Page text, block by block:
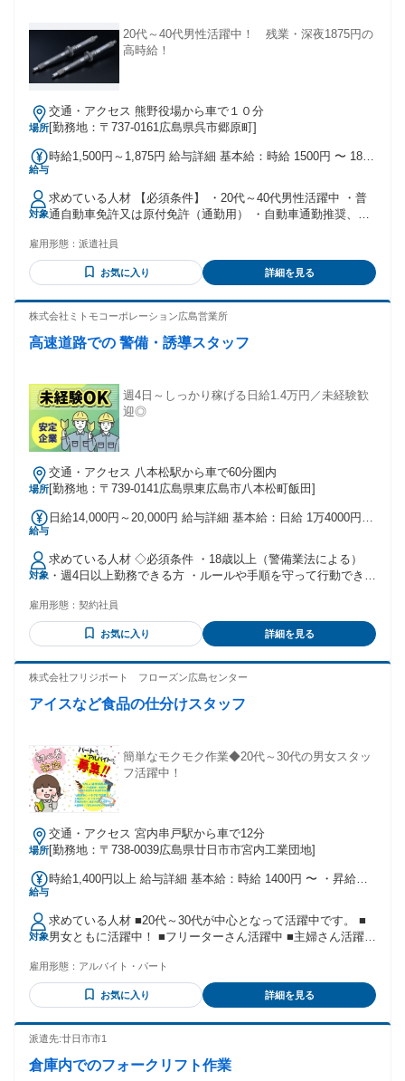
20代～40代男性活躍中！ 残業・深夜1875円の
高時給！
場所
交通・アクセス 熊野役場から車で１０分
[勤務地：〒737-0161広島県呉市郷原町]
給与
時給1,500円～1,875円 給与詳細 基本給：時給 1500円 〜 1875
支給有
対象
求めている人材 【必須条件】 ・20代～40代男性活躍中 ・普
通自動車免許又は原付免許（通勤用） ・自動車通勤推奨、無
雇用形態： 派遣社員
お気に入り 詳細を見る
株式会社ミトモコーポレーション広島営業所
高速道路での 警備・誘導スタッフ
週4日～しっかり稼げる日給1.4万円／未経験歓
迎◎
場所
交通・アクセス 八本松駅から車で60分圏内
[勤務地：〒739-0141広島県東広島市八本松町飯田]
給与
日給14,000円～20,000円 給与詳細 基本給：日給 1万4000円
れる通勤・皆勤・家族手当金額：なし 全員に一律で支払われ
るその他手当金額：なし 日給 14,000円～20,000円 【日勤】
日給14,000円 【夜勤】日給16,628円 ■早く終わっても日給全
額保証 ■残業代別途支給 ■交通費規定支給 ■日払い・週払い
手当あり 《入社祝金》 【資格なし】 16勤務ごとに10,000円
支給（最大50,000円） 【資格あり】 16勤務ごとに20,000円支
給（最大100,000円） 《法定研修》 3日間（1日10,000円／計
30,000円支給） ※研修手当の先払い相談可（最大20,000円）
※お弁当・飲み物・交通費支給 ※交通誘導2級保有者、または
過去3年以内に 1年以上2号警備業務に従事された方は1日のみ
対象
求めている人材 ◇必須条件 ・18歳以上（警備業法による）
・週4日以上勤務できる方 ・ルールや手順を守って行動できる
・未経験歓迎 ・ブランクOK ・警備経験者歓迎 ・交通誘導2
級などの有資格者歓迎 ・フリーター歓迎 ・しっかりシフトに
入って稼ぎたい方 ・チームで協力して働ける方 ◇こんな方に
動かす仕事がしたい方 ・ルールに沿ってコツコツ働くのが得
（例外事由2号・18歳以上（警備業法））
雇用形態： 契約社員
お気に入り 詳細を見る
株式会社フリジポート フローズン広島センター
アイスなど食品の仕分けスタッフ
簡単なモクモク作業◆20代～30代の男女スタッ
フ活躍中！
場所
交通・アクセス 宮内串戸駅から車で12分
[勤務地：〒738-0039広島県廿日市市宮内工業団地]
給与
時給1,400円以上 給与詳細 基本給：時給 1400円 〜 ・昇給あ
対象
求めている人材 ■20代～30代が中心となって活躍中です。 ■
男女ともに活躍中！ ■フリーターさん活躍中 ■主婦さん活躍中
方 ・接客なしで人目を気にせず働きたい方 ・体を動かすこと
が好きな方 年齢の条件と理由：あり（例外事由2号・18歳以
上（労働基準法））
雇用形態： アルバイト・パート
お気に入り 詳細を見る
派遣先:廿日市市1
倉庫内でのフォークリフト作業